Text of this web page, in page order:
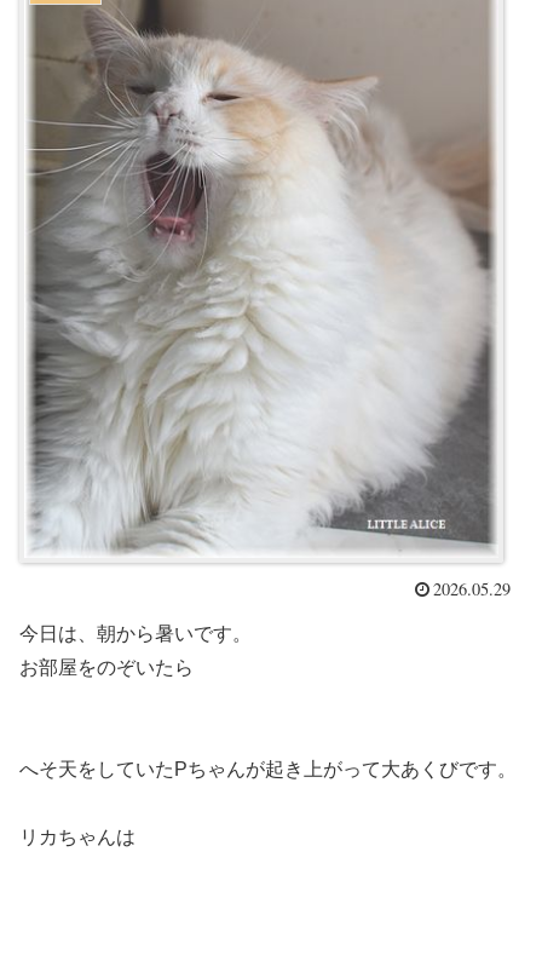
2026.05.29
今日は、朝から暑いです。
お部屋をのぞいたら
へそ天をしていたPちゃんが起き上がって大あくびです。
リカちゃんは